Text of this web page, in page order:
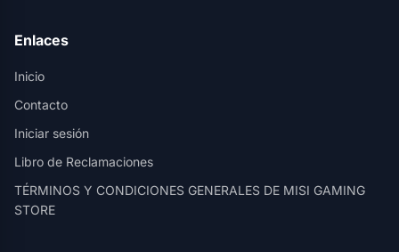
Enlaces
Inicio
Contacto
Iniciar sesión
Libro de Reclamaciones
TÉRMINOS Y CONDICIONES GENERALES DE MISI GAMING
STORE